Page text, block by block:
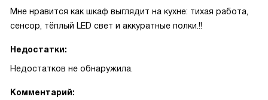
Мне нравится как шкаф выглядит на кухне: тихая работа,
сенсор, тёплый LED свет и аккуратные полки.!!
Недостатки:
Недостатков не обнаружила.
Комментарий: